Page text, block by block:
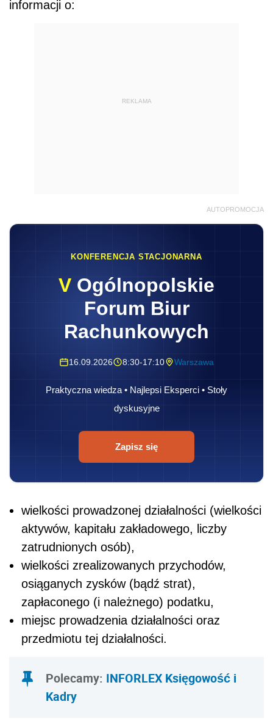
informacji o:
REKLAMA
AUTOPROMOCJA
KONFERENCJA STACJONARNA
V Ogólnopolskie
Forum Biur
Rachunkowych
16.09.2026 8:30-17:10 Warszawa
Praktyczna wiedza • Najlepsi Eksperci • Stoły
dyskusyjne
Zapisz się
wielkości prowadzonej działalności (wielkości
aktywów, kapitału zakładowego, liczby
zatrudnionych osób),
wielkości zrealizowanych przychodów,
osiąganych zysków (bądź strat),
zapłaconego (i należnego) podatku,
miejsc prowadzenia działalności oraz
przedmiotu tej działalności.
Polecamy: INFORLEX Księgowość i
Kadry